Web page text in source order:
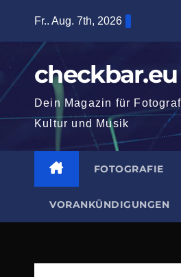
springen
Fr.. Aug. 7th, 2026
checkbar.eu
Dein Magazin für
Kultur und Musik
FOTOGRAFIE
VORANKÜNDIGUNGEN